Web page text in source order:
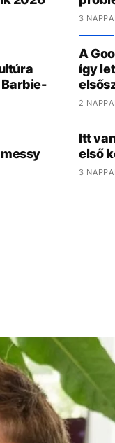
3
A
így
2
Itt
első
3